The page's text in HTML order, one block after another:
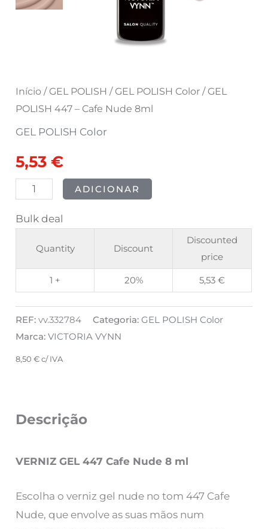
Início / GEL POLISH / GEL POLISH Color / GEL
POLISH 447 – Cafe Nude 8ml
GEL POLISH Color
5,53€
8ml
ADICIONAR
Bulk deal
Quantity Discount
Discounted
price
1 + 20% 5,53€
REF:vv.332784 Categoria:GEL POLISH Color
Marca:VICTORIA VYNN
8,50€ c/ IVA
Descrição
VERNIZ GEL 447 Cafe Nude 8 ml
Escolha o verniz gel nude no tom 447 Cafe
Nude, que envolve as suas mãos num